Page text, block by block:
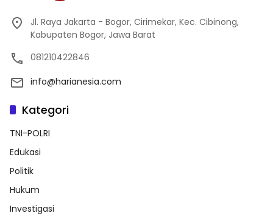
Jl. Raya Jakarta - Bogor, Cirimekar, Kec. Cibinong,
Kabupaten Bogor, Jawa Barat
081210422846
info@harianesia.com
Kategori
TNI-POLRI
Edukasi
Politik
Hukum
Investigasi